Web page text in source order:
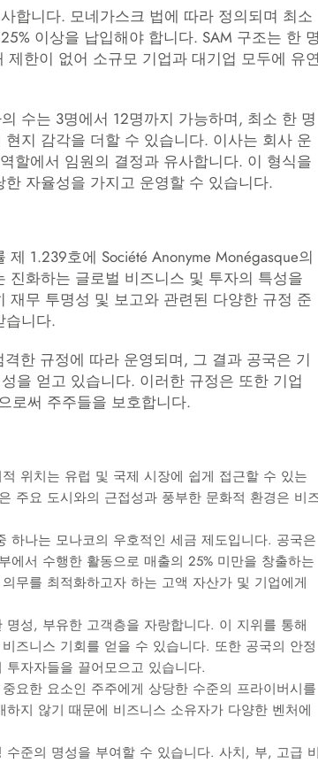
합니다. 모네가스크 법에 따라 정의되며 최소
이상을 납입해야 합니다. SAM 구조는 한 명
한이 없어 소규모 기업과 대기업 모두에 유연
수는 3명에서 12명까지 가능하며, 최소 한 명
지 감각을 더할 수 있습니다. 이사는 회사 운
할에서 임원의 결정과 유사합니다. 이 형식을
자율성을 가지고 운영할 수 있습니다.
1.239호에 Société Anonyme Monégasque의
화하는 글로벌 비즈니스 및 투자의 특성을
재무 투명성 및 보고와 관련된 다양한 규정 준
습니다.
한 규정에 따라 운영되며, 그 결과 공국은 기
을 얻고 있습니다. 이러한 규정은 또한 기업
로써 주주들을 보호합니다.
위치는 유럽 및 국제 시장에 쉽게 접근할 수 있는
주요 도시와의 근접성과 풍부한 문화적 환경은 비
하나는 모나코의 우호적인 세금 제도입니다. 공국은
서 수행한 활동으로 매출의 25% 미만을 창출하는
무를 최적화하고자 하는 고액 자산가 및 기업에게
성, 부유한 고객층을 자랑합니다. 이 지위를 통해
즈니스 기회를 얻을 수 있습니다. 또한 공국의 안정
자자들을 끌어모으고 있습니다.
요한 요소인 주주에게 상당한 수준의 프라이버시를
지 않기 때문에 비즈니스 소유자가 다양한 벤처에
준의 명성을 부여할 수 있습니다. 사치, 부, 고급 비